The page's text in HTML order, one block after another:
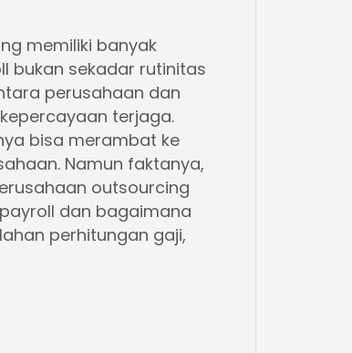
memiliki banyak
bukan sekadar rutinitas
perusahaan dan
terjaga.
bisa merambat ke
Namun faktanya,
outsourcing
dan bagaimana
perhitungan gaji,